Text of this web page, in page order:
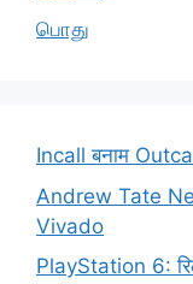
பொது
Incall बनाम
Andrew Tate
Vivado
PlayStation 6: